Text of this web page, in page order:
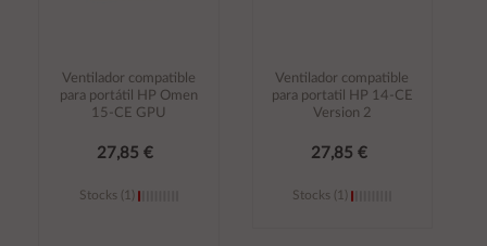
Ventilador compatible
para portátil HP Omen
15-CE GPU
27,85 €
Stocks (1)
Ventilador compatible
para portatil HP 14-CE
Version 2
27,85 €
Stocks (1)